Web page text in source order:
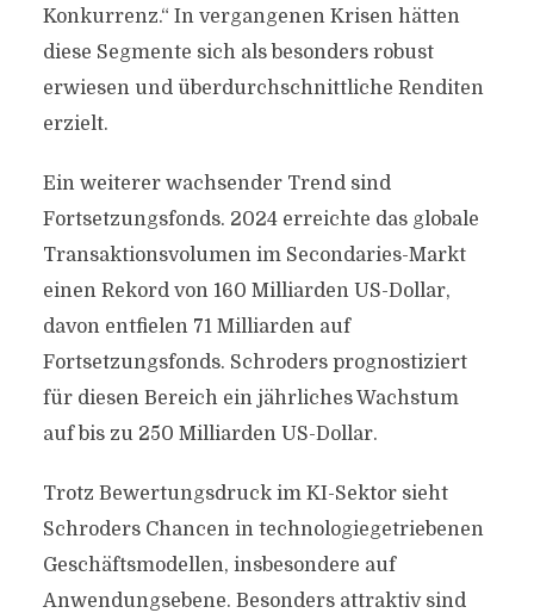
Konkurrenz.“ In vergangenen Krisen hätten
diese Segmente sich als besonders robust
erwiesen und überdurchschnittliche Renditen
erzielt.
Ein weiterer wachsender Trend sind
Fortsetzungsfonds. 2024 erreichte das globale
Transaktionsvolumen im Secondaries-Markt
einen Rekord von 160 Milliarden US-Dollar,
davon entfielen 71 Milliarden auf
Fortsetzungsfonds. Schroders prognostiziert
für diesen Bereich ein jährliches Wachstum
auf bis zu 250 Milliarden US-Dollar.
Trotz Bewertungsdruck im KI-Sektor sieht
Schroders Chancen in technologiegetriebenen
Geschäftsmodellen, insbesondere auf
Anwendungsebene. Besonders attraktiv sind